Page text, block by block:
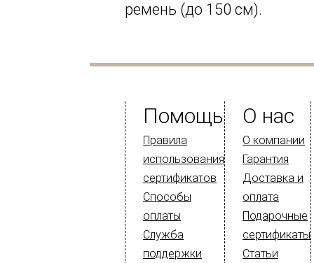
ремень (до 150 см).
Помощь
Правила
использования
сертификатов
Способы
оплаты
Служба
поддержки
О нас
О компании
Гарантия
Доставка и
оплата
Подарочные
сертификаты
Статьи